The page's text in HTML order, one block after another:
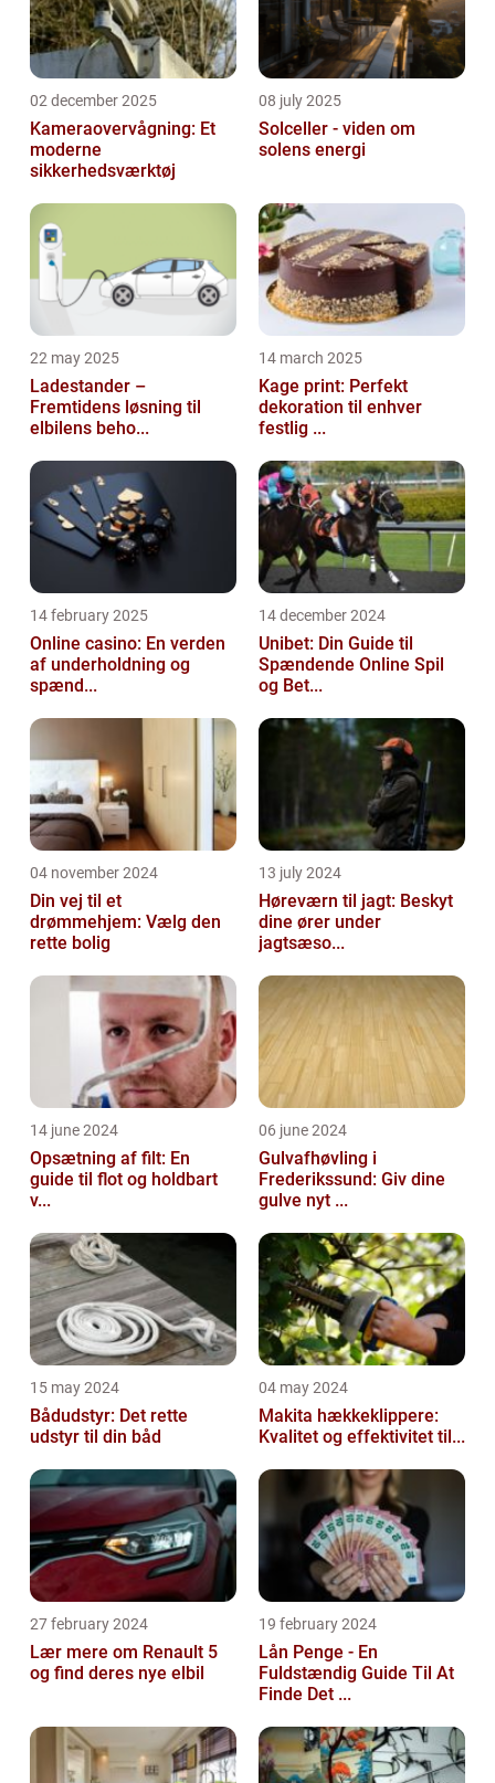
02 december 2025
Kameraovervågning: Et
moderne
sikkerhedsværktøj
08 july 2025
Solceller - viden om
solens energi
22 may 2025
Ladestander –
Fremtidens løsning til
elbilens beho...
14 march 2025
Kage print: Perfekt
dekoration til enhver
festlig ...
14 february 2025
Online casino: En verden
af underholdning og
spænd...
14 december 2024
Unibet: Din Guide til
Spændende Online Spil
og Bet...
04 november 2024
Din vej til et
drømmehjem: Vælg den
rette bolig
13 july 2024
Høreværn til jagt: Beskyt
dine ører under
jagtsæso...
14 june 2024
Opsætning af filt: En
guide til flot og holdbart
v...
06 june 2024
Gulvafhøvling i
Frederikssund: Giv dine
gulve nyt ...
15 may 2024
Bådudstyr: Det rette
udstyr til din båd
04 may 2024
Makita hækkeklippere:
Kvalitet og effektivitet til...
27 february 2024
Lær mere om Renault 5
og find deres nye elbil
19 february 2024
Lån Penge - En
Fuldstændig Guide Til At
Finde Det ...